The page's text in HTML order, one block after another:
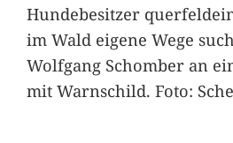
Hundebesitzer
im Wald eigene Wege
Wolfgang Schomber an
mit Warnschild. Foto: